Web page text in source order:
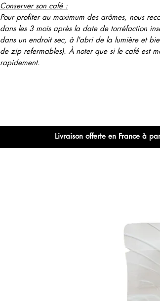
Conserver son café :
Pour profiter au maximum des arômes, nous
dans les 3 mois après la date de torréfaction
dans un endroit sec, à l'abri de la lumière et
de zip refermables). À noter que si le café est
rapidement.
Livraison offerte en France à